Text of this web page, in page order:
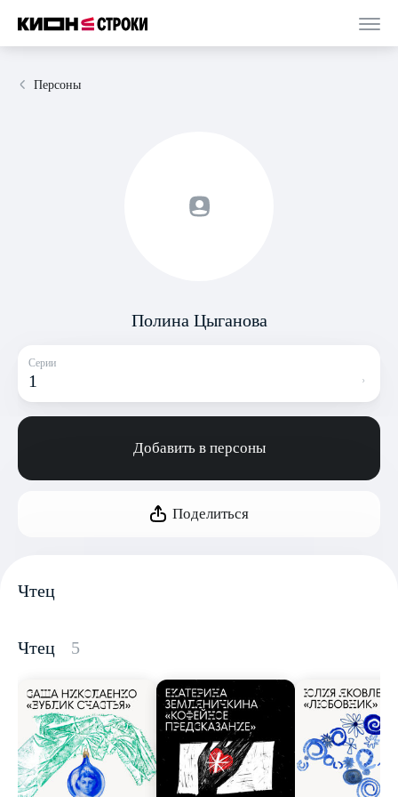
Персоны
Полина Цыганова
Серии
1
Добавить в персоны
Поделиться
Чтец
Чтец 5